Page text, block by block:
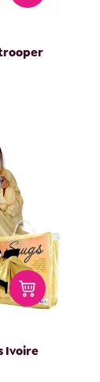
Ivoire